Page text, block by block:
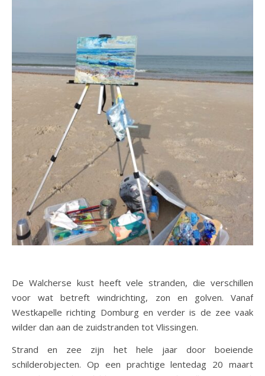
De Walcherse kust heeft vele stranden, die verschillen
voor wat betreft windrichting, zon en golven. Vanaf
Westkapelle richting Domburg en verder is de zee vaak
wilder dan aan de zuidstranden tot Vlissingen.
Strand en zee zijn het hele jaar door boeiende
schilderobjecten. Op een prachtige lentedag 20 maart